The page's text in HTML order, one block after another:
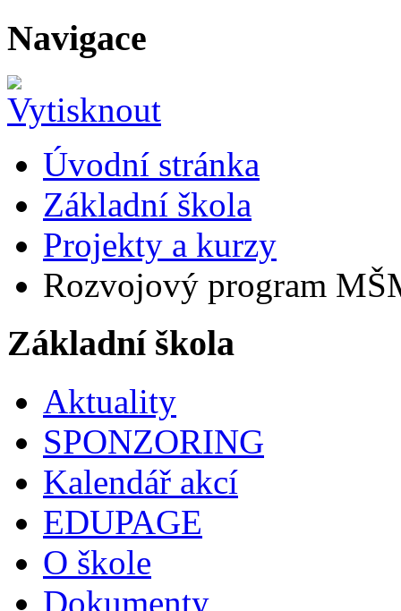
Navigace
Úvodní stránka
Základní škola
Projekty a kurzy
Rozvojový program
Základní škola
Aktuality
SPONZORING
Kalendář akcí
EDUPAGE
O škole
Dokumenty